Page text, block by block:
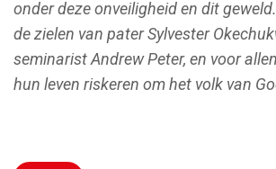
onder deze onveiligheid en dit
de zielen van pater Sylvester
seminarist Andrew Peter, en voor
hun leven riskeren om het volk van